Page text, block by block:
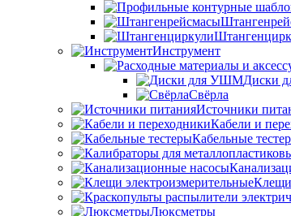
Инструмент
Диски
Свёрла
Источники
Кабели и
Кабельные
Клещи
Люксметры